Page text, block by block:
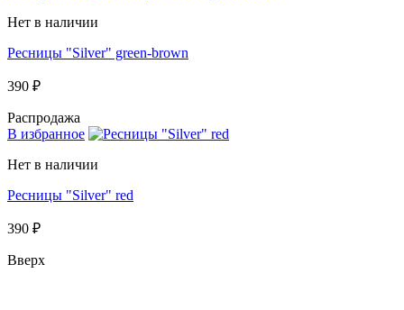
Нет в наличии
Ресницы "Silver" green-brown
390 ₽
Распродажа
В избранное
Нет в наличии
Ресницы "Silver" red
390 ₽
Вверх